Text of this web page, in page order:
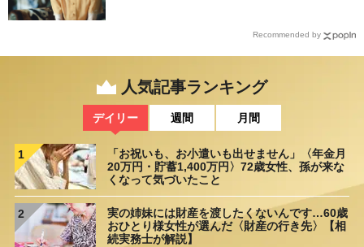
Recommended by
人気記事ランキング
デイリー 週間 月間
1
「お祝いも、お小遣いも出せません」〈年金月
20万円・貯蓄1,400万円〉72歳女性、孫が来な
くなって気づいたこと
2
実の姉妹には財産を渡したくないんです…60歳
おひとり様女性が選んだ〈財産の行き先〉【相
続実務士が解説】